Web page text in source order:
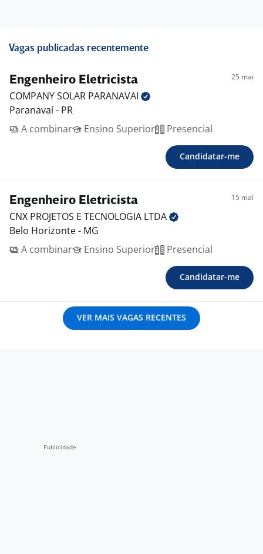
Vagas publicadas recentemente
Engenheiro Eletricista 25 mai
COMPANY SOLAR PARANAVAI
Paranavaí - PR
A combinar
Ensino Superior Presencial
Candidatar-me
Engenheiro Eletricista 15 mai
CNX PROJETOS E TECNOLOGIA LTDA
Belo Horizonte - MG
A combinar
Ensino Superior Presencial
Candidatar-me
VER MAIS VAGAS RECENTES